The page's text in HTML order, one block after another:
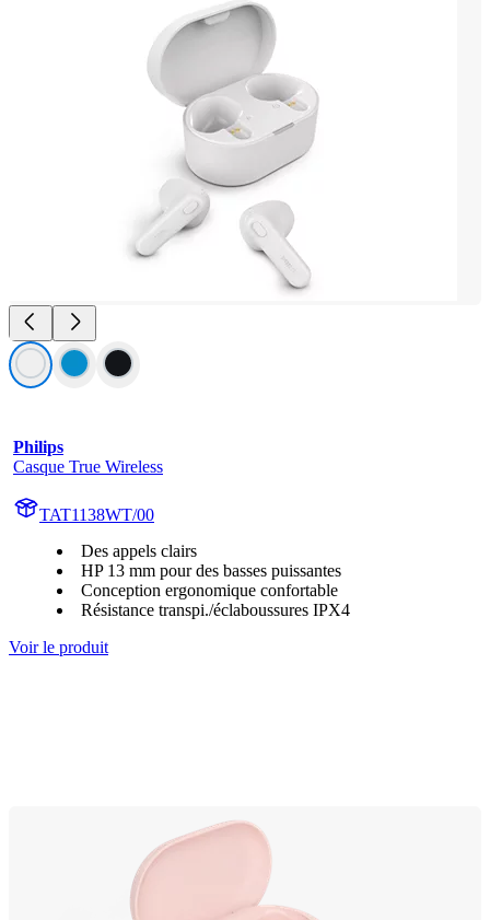
Philips
Casque True Wireless
TAT1138WT/00
Des appels clairs
HP 13 mm pour des basses puissantes
Conception ergonomique confortable
Résistance transpi./éclaboussures IPX4
Voir le produit